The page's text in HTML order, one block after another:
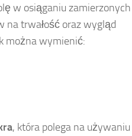
w osiąganiu zamierzonych
na trwałość oraz wygląd
można wymienić:
, która polega na używaniu